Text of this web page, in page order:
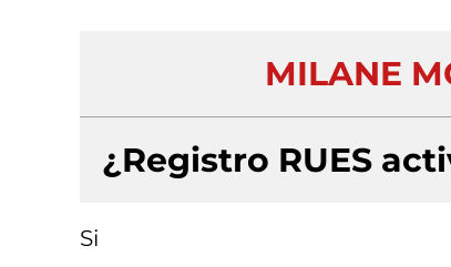
MILANE
¿Registro RUES
Si